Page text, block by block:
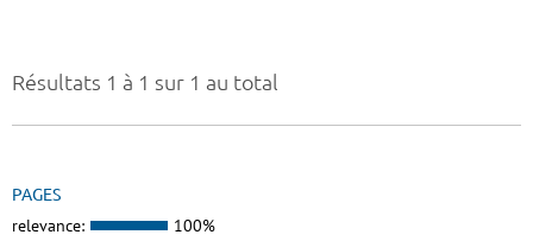
Résultats 1 à 1 sur 1 au total
PAGES
relevance: 100%